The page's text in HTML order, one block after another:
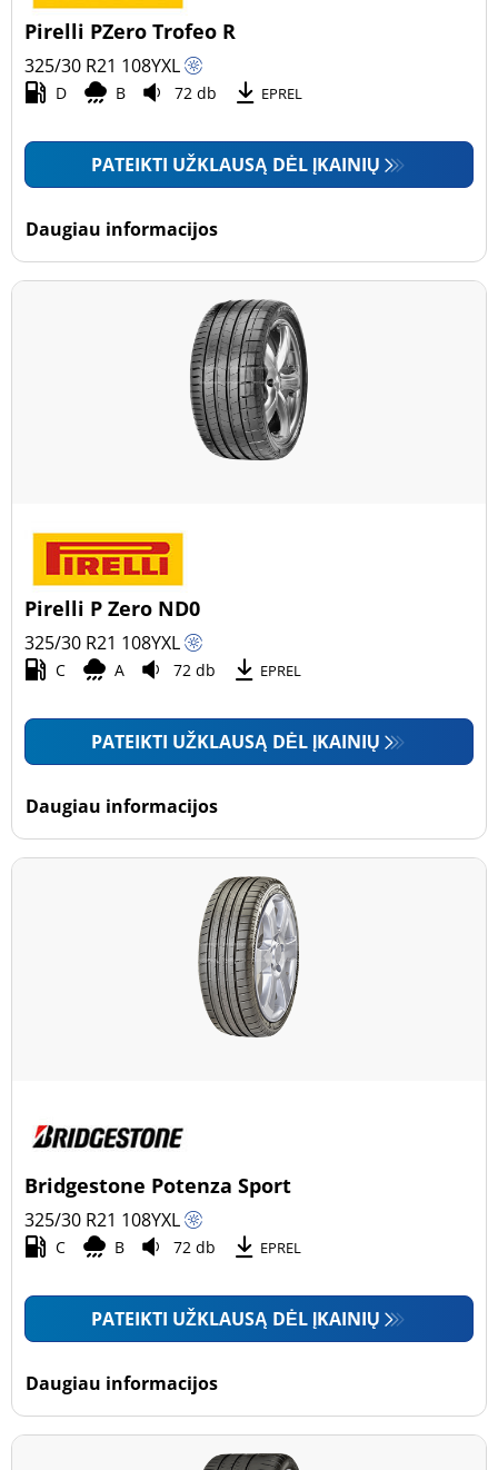
Visureigis (1)
Mažas sunkvežimis (0)
Motociklas (0)
Padanga sustiprintomis sienelėmis
Daugiau parinkčių
Pirelli PZero Trofeo R
325/30 R21 108YXL
D B 72 db EPREL
PATEIKTI UŽKLAUSĄ DĖL ĮKAINIŲ
Daugiau informacijos
Pirelli P Zero ND0
325/30 R21 108YXL
C A 72 db EPREL
PATEIKTI UŽKLAUSĄ DĖL ĮKAINIŲ
Daugiau informacijos
Bridgestone Potenza Sport
325/30 R21 108YXL
C B 72 db EPREL
PATEIKTI UŽKLAUSĄ DĖL ĮKAINIŲ
Daugiau informacijos